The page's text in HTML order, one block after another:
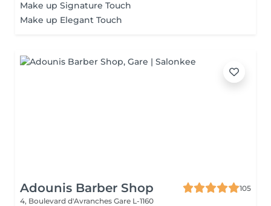
Make up Signature Touch
Make up Elegant Touch
Adounis Barber Shop
105
4, Boulevard d'Avranches Gare L-1160